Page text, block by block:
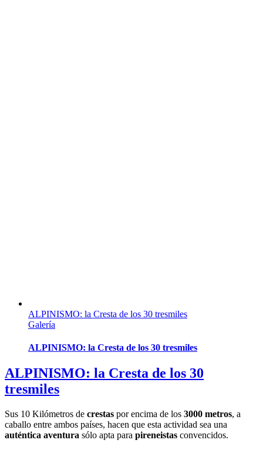
ALPINISMO: la Cresta de los 30 tresmiles
Galería
ALPINISMO: la Cresta de los 30 tresmiles
ALPINISMO: la Cresta de los 30
tresmiles
Sus 10 Kilómetros de crestas por encima de los 3000 metros, a
caballo entre ambos países, hacen que esta actividad sea una
auténtica aventura sólo apta para pireneistas convencidos.